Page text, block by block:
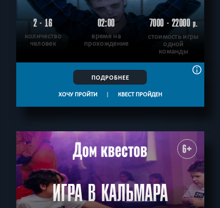
2 - 16
количество
человек
02:00
время на
прохождение
7000 - 22000р.
стоимость игры
одной
команды
ПОДРОБНЕЕ
ХОЧУ ПРОЙТИ | КВЕСТ ПРОЙДЕН
6+
ИГРА В КАЛЬМАРА